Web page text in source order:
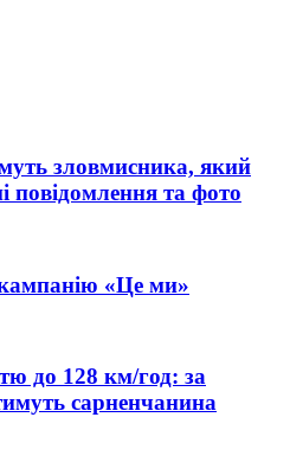
зловмисника, який
повідомлення та фото
«Це ми»
до 128 км/год: за
сарненчанина